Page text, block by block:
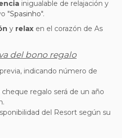
inigualable de relajación y
"Spasinho".
y relax en el corazón de As
del bono regalo
indicando número de
regalo será de un año
del Resort según su